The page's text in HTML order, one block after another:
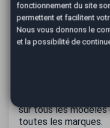
Lors de votre rendez-
de votre véhiculeest
expertise visuelle
et à la vérification
administratifs
d’occasion (facture
technique de moins
citadine… nos
sur tous les modèles
toutes les marques.
fonctionnement du site
permettent et facilitent
Nous vous donnons le
et la possibilité de